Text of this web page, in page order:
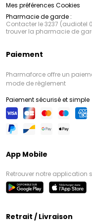
Mes préférences Cookies
Pharmacie de garde :
Contacter le 3237
trouver la pharmacie de
Paiement
Pharmaforce offre un
mode de règlement
Paiement sécurisé et simple
App Mobile
Retrouver notre application
Retrait / Livraison